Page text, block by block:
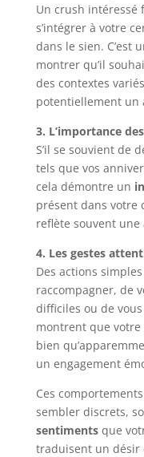
Un crush intéressé
s’intégrer à votre
dans le sien. C’est
montrer qu’il
des contextes
potentiellement un
3. L’importance
S’il se souvient de
tels que vos
cela démontre un
présent dans votre
reflète souvent
4. Les gestes
Des actions
raccompagner, de
difficiles ou de
montrent que votre
bien
un engagement
Ces
sembler discrets,
sentimentsque
traduisent un désir